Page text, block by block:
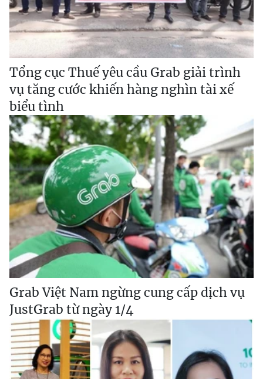
Tổng cục Thuế yêu cầu Grab giải trình
vụ tăng cước khiến hàng nghìn tài xế
biểu tình
Grab Việt Nam ngừng cung cấp dịch vụ
JustGrab từ ngày 1/4